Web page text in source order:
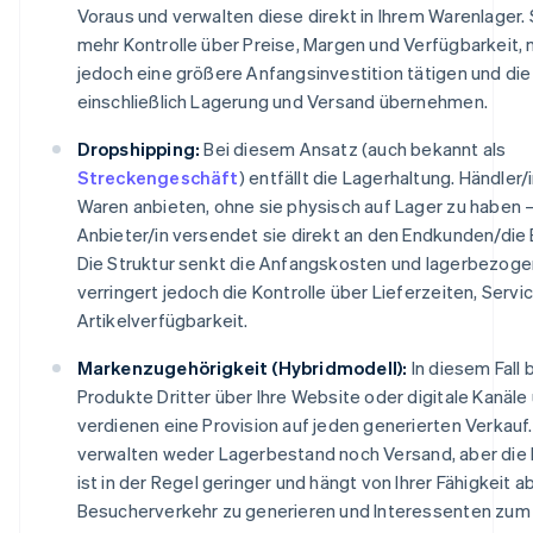
Voraus und verwalten diese direkt in Ihrem Warenlager.
mehr Kontrolle über Preise, Margen und Verfügbarkeit,
jedoch eine größere Anfangsinvestition tätigen und
einschließlich Lagerung und Versand übernehmen.
Dropshipping: Bei diesem Ansatz (auch bekannt als
Streckengeschäft) entfällt die Lagerhaltung. Händler/
Waren anbieten, ohne sie physisch auf Lager zu haben
Anbieter/in versendet sie direkt an den Endkunden/die
Die Struktur senkt die Anfangskosten und
verringert jedoch die Kontrolle über Lieferzeiten,
Artikelverfügbarkeit.
Markenzugehörigkeit (Hybridmodell): In diesem Fall
Produkte Dritter über Ihre Website oder digitale Kanäle
verdienen eine Provision auf jeden generierten
verwalten weder Lagerbestand noch Versand, aber
ist in der Regel geringer und hängt von Ihrer Fähigkeit
Besucherverkehr zu generieren und Interessenten zum